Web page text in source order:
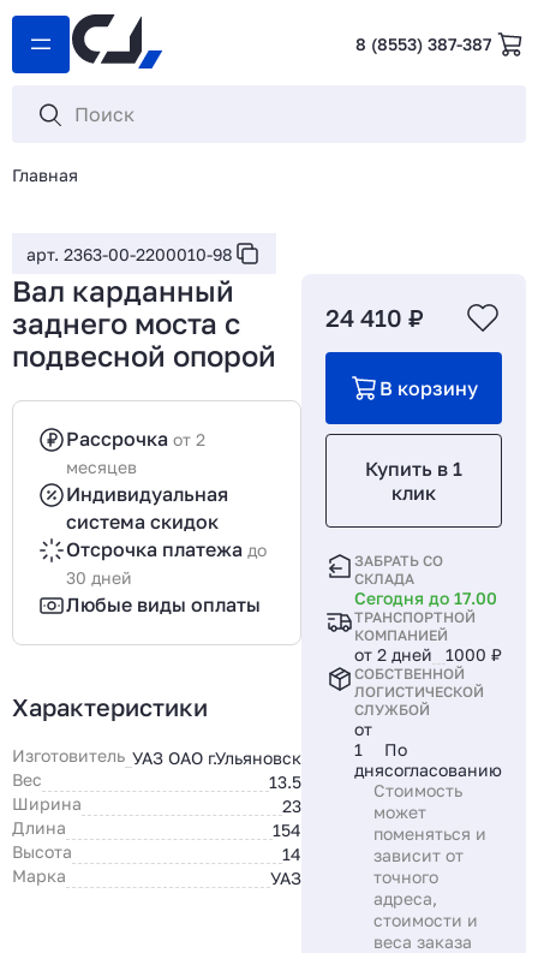
8 (8553) 387-387
Главная
арт. 2363-00-2200010-98
Вал карданный
заднего моста с
подвесной опорой
Рассрочка от 2
месяцев
Индивидуальная
система скидок
Отсрочка платежа до
30 дней
Любые виды оплаты
Характеристики
Изготовитель УАЗ ОАО г.Ульяновск
Вес
13.5
Ширина
23
Длина
154
Высота
14
Марка
УАЗ
24 410 ₽
В корзину
Купить в 1
клик
ЗАБРАТЬ СО
СКЛАДА
Сегодня до 17.00
ТРАНСПОРТНОЙ
КОМПАНИЕЙ
от 2 дней 1000 ₽
СОБСТВЕННОЙ
ЛОГИСТИЧЕСКОЙ
СЛУЖБОЙ
от
1
дня
По
согласованию
Стоимость
может
поменяться и
зависит от
точного
адреса,
стоимости и
веса заказа